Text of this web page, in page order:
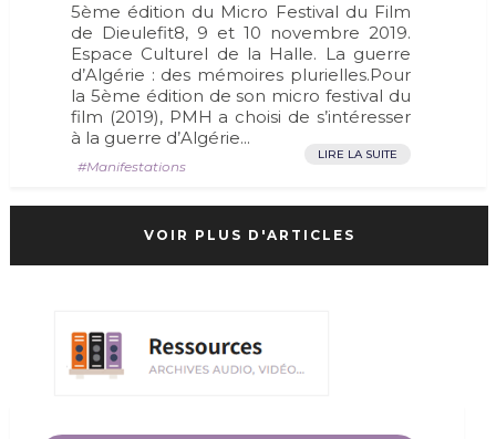
5ème édition du Micro Festival du Film
de Dieulefit8, 9 et 10 novembre 2019.
Espace Culturel de la Halle. La guerre
d’Algérie : des mémoires plurielles.Pour
la 5ème édition de son micro festival du
film (2019), PMH a choisi de s’intéresser
à la guerre d’Algérie...
LIRE LA SUITE
Manifestations
VOIR PLUS D'ARTICLES